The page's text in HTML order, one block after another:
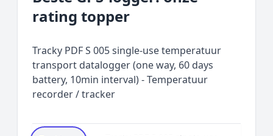
rating topper
Tracky PDF S 005 single-use temperatuur
transport datalogger (one way, 60 days
battery, 10min interval) - Temperatuur
recorder / tracker